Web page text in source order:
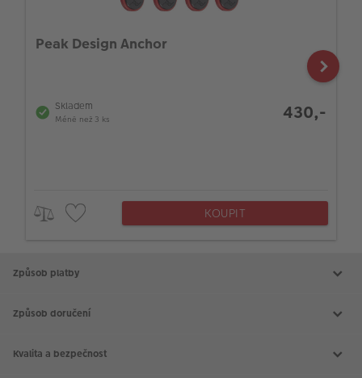
Peak Design Anchor
Skladem
Méně než 3 ks 430,-
KOUPIT
Způsob platby
Způsob doručení
Kvalita a bezpečnost